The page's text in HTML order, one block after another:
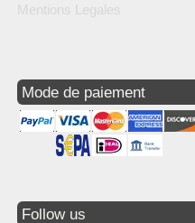
Mentions Legales
Mode de paiement
Follow us